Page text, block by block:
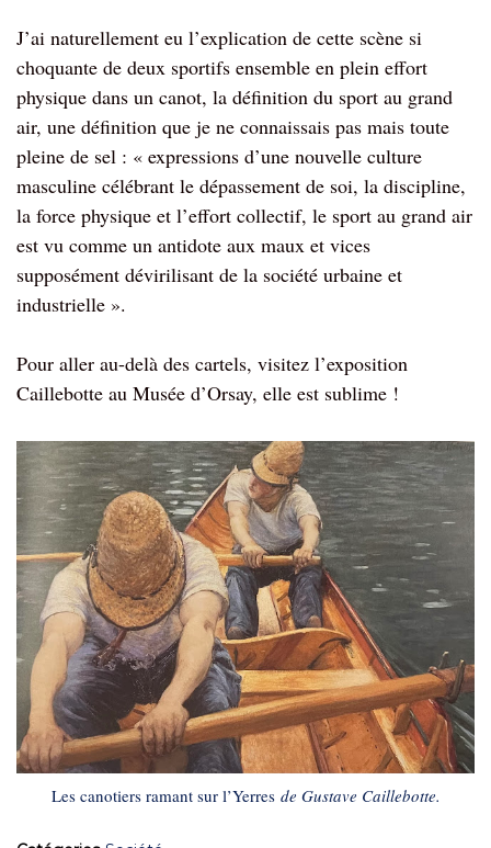
J’ai naturellement eu l’explication de cette scène si
choquante de deux sportifs ensemble en plein effort
physique dans un canot, la définition du sport au grand
air, une définition que je ne connaissais pas mais toute
pleine de sel : « expressions d’une nouvelle culture
masculine célébrant le dépassement de soi, la discipline,
la force physique et l’effort collectif, le sport au grand air
est vu comme un antidote aux maux et vices
supposément dévirilisant de la société urbaine et
industrielle ».
Pour aller au-delà des cartels, visitez l’exposition
Caillebotte au Musée d’Orsay, elle est sublime !
Les canotiers ramant sur l’Yerresde Gustave Caillebotte.